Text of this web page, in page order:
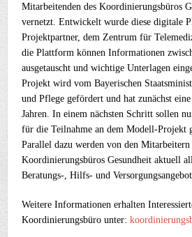
Mitarbeitenden des Koordinierungsbüros
vernetzt. Entwickelt wurde diese digitale
Projektpartner, dem Zentrum für
die Plattform können Informationen
ausgetauscht und wichtige Unterlagen
Projekt wird vom Bayerischen
und Pflege gefördert und hat zunächst
Jahren. In einem nächsten Schritt sollen
für die Teilnahme an dem Modell-Projekt
Parallel dazu werden von den Mitarbeitern
Koordinierungsbüros Gesundheit aktuell
Beratungs-, Hilfs- und
Weitere Informationen erhalten
Koordinierungsbüro unter: